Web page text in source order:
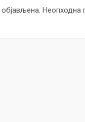
Неопходна